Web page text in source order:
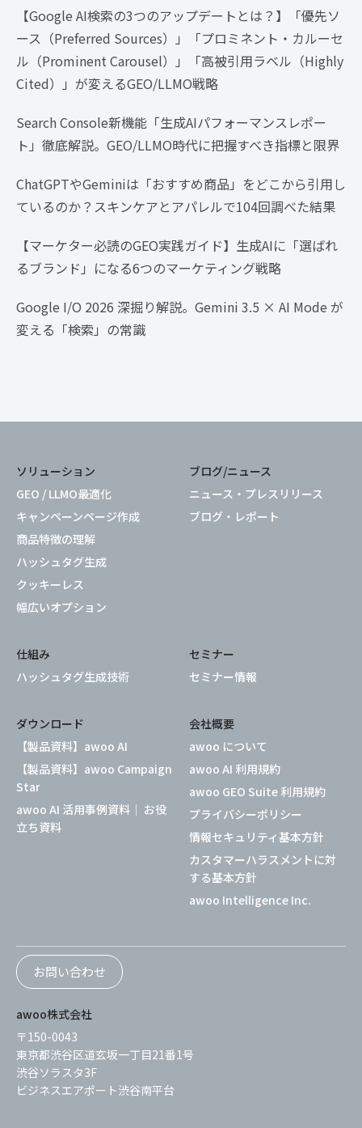
【Google AI検索の3つのアップデートとは？】「優先ソ
ース（Preferred Sources）」「プロミネント・カルーセ
ル（Prominent Carousel）」「高被引用ラベル（Highly
Cited）」が変えるGEO/LLMO戦略
Search Console新機能「生成AIパフォーマンスレポー
ト」徹底解説。GEO/LLMO時代に把握すべき指標と限界
ChatGPTやGeminiは「おすすめ商品」をどこから引用し
ているのか？スキンケアとアパレルで104回調べた結果
【マーケター必読のGEO実践ガイド】生成AIに「選ばれ
るブランド」になる6つのマーケティング戦略
Google I/O 2026 深掘り解説。Gemini 3.5 × AI Mode が
変える「検索」の常識
ソリューション
GEO / LLMO最適化
キャンペーンページ作成
商品特徴の理解
ハッシュタグ生成
クッキーレス
幅広いオプション
ブログ/ニュース
ニュース・プレスリリース
ブログ・レポート
仕組み
ハッシュタグ生成技術
セミナー
セミナー情報
ダウンロード
【製品資料】awoo AI
【製品資料】awoo Campaign
Star
awoo AI 活用事例資料｜ お役
立ち資料
会社概要
awoo について
awoo AI 利用規約
awoo GEO Suite 利用規約
プライバシーポリシー
情報セキュリティ基本方針
カスタマーハラスメントに対
する基本方針
awoo Intelligence Inc.
お問い合わせ
awoo株式会社
〒150-0043
東京都渋谷区道玄坂一丁目21番1号
渋谷ソラスタ3F
ビジネスエアポート渋谷南平台